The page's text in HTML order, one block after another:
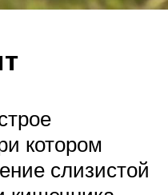
котором
слизистой